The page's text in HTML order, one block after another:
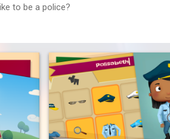
to be a police?
role as a police detective to help
evidence to the suspects and
in high speed car chases and put
and catch criminals to rise in the ranks